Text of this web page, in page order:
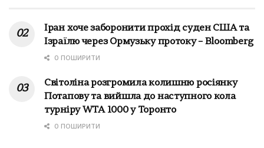
Іран хоче заборонити прохід суден США та
Ізраїлю через Ормузьку протоку – Bloomberg
0 ПОШИРИТИ
Світоліна розгромила колишню росіянку
Потапову та вийшла до наступного кола
турніру WTA 1000 у Торонто
0 ПОШИРИТИ